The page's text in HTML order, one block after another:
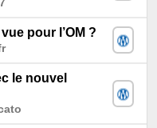
pour l’OM ?
le nouvel